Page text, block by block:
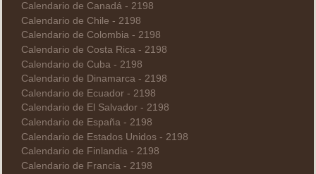
Calendario de Canadá - 2198
Calendario de Chile - 2198
Calendario de Colombia - 2198
Calendario de Costa Rica - 2198
Calendario de Cuba - 2198
Calendario de Dinamarca - 2198
Calendario de Ecuador - 2198
Calendario de El Salvador - 2198
Calendario de España - 2198
Calendario de Estados Unidos - 2198
Calendario de Finlandia - 2198
Calendario de Francia - 2198